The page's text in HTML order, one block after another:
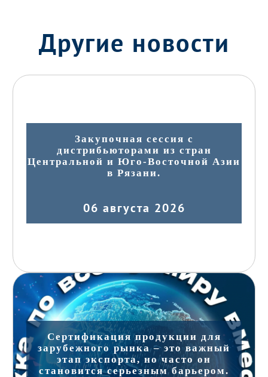
Другие новости
Закупочная сессия с
дистрибьюторами из стран
Центральной и Юго-Восточной Азии
в Рязани.
06 августа 2026
Сертификация продукции для
зарубежного рынка – это важный
этап экспорта, но часто он
становится серьезным барьером.